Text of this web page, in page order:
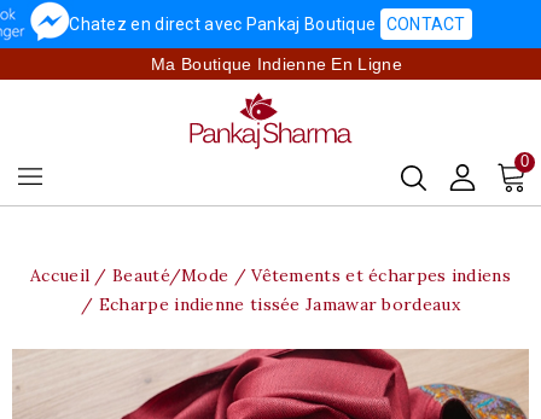
Chatez en direct avec Pankaj Boutique CONTACT
Ma Boutique Indienne En Ligne
0
Accueil Beauté/Mode
Vêtements et écharpes indiens
Echarpe indienne tissée Jamawar bordeaux